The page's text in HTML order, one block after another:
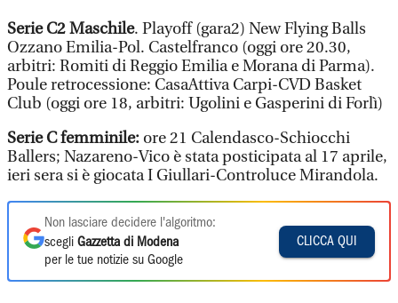
Serie C2 Maschile. Playoff (gara2) New Flying Balls
Ozzano Emilia-Pol. Castelfranco (oggi ore 20.30,
arbitri: Romiti di Reggio Emilia e Morana di Parma).
Poule retrocessione: CasaAttiva Carpi-CVD Basket
Club (oggi ore 18, arbitri: Ugolini e Gasperini di Forlì)
Serie C femminile: ore 21 Calendasco-Schiocchi
Ballers; Nazareno-Vico è stata posticipata al 17 aprile,
ieri sera si è giocata I Giullari-Controluce Mirandola.
Non lasciare decidere l'algoritmo:
scegli Gazzetta di Modena
per le tue notizie su Google
CLICCA QUI